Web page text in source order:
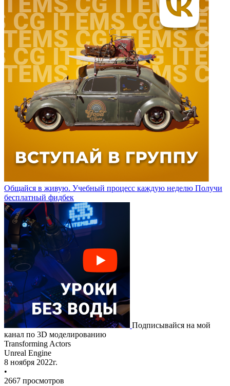
Общайся в живую. Учебный процесс каждую неделю Получи
бесплатный фидбек
Подписывайся на мой
канал по 3D моделированию
Transforming Actors
Unreal Engine
8 ноября 2022г.
•
2667 просмотров